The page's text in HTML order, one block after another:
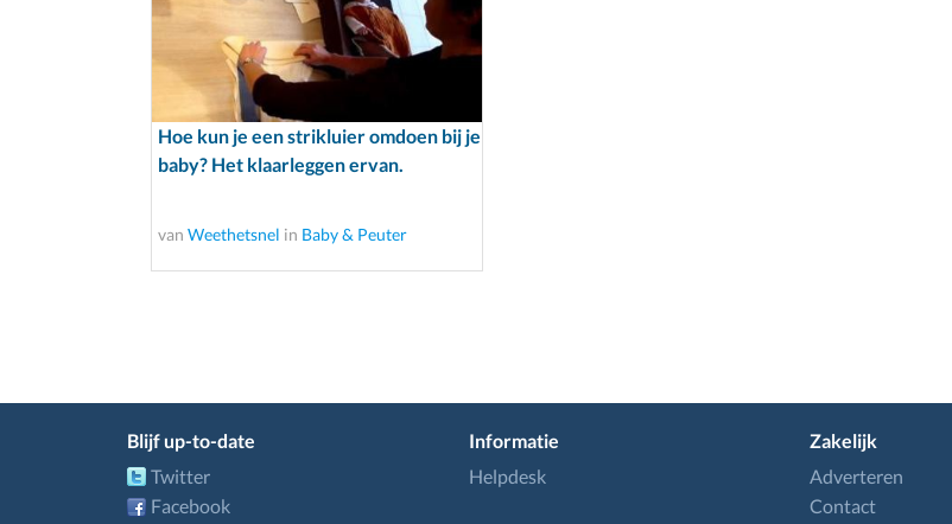
Hoe kun je een strikluier omdoen bij je
baby? Het klaarleggen ervan.
van Weethetsnel in Baby & Peuter
Blijf up-to-date
Twitter
Facebook
Informatie
Helpdesk
Zakelijk
Adverteren
Contact